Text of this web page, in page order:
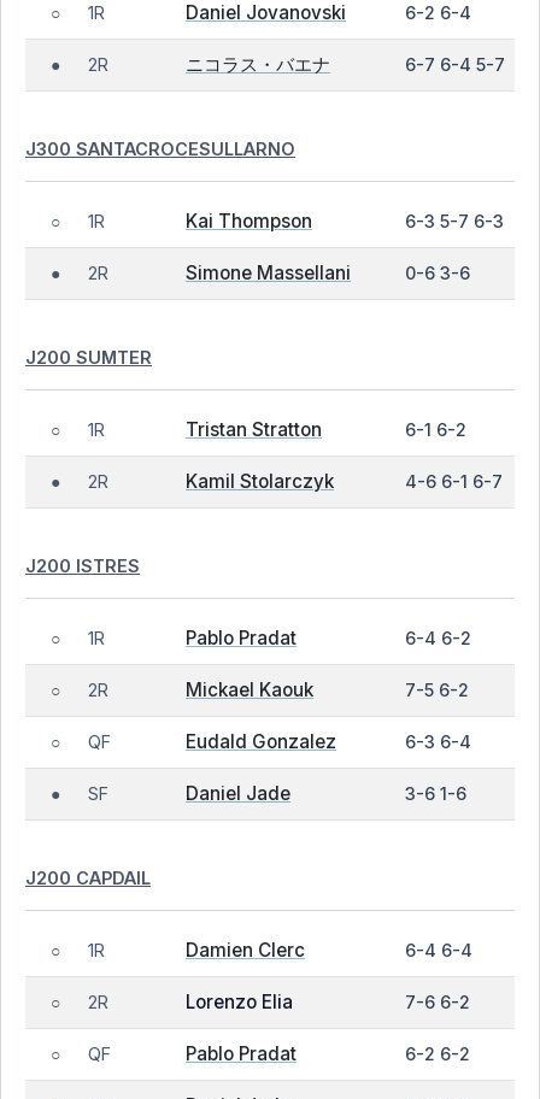
○ 1R Daniel Jovanovski 6-2 6-4
● 2R ニコラス・バエナ 6-7 6-4 5-7
J300 SANTACROCESULLARNO
○ 1R Kai Thompson 6-3 5-7 6-3
● 2R Simone Massellani 0-6 3-6
J200 SUMTER
○ 1R Tristan Stratton 6-1 6-2
● 2R Kamil Stolarczyk 4-6 6-1 6-7
J200 ISTRES
○ 1R Pablo Pradat 6-4 6-2
○ 2R Mickael Kaouk 7-5 6-2
○ QF Eudald Gonzalez 6-3 6-4
● SF Daniel Jade 3-6 1-6
J200 CAPDAIL
○ 1R Damien Clerc 6-4 6-4
○ 2R Lorenzo Elia 7-6 6-2
○ QF Pablo Pradat 6-2 6-2